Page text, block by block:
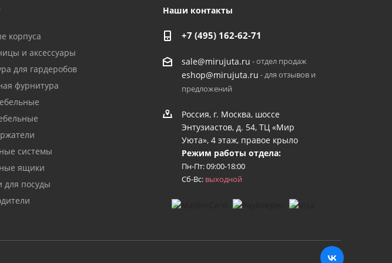
корпуса
и аксессуары
для гардеробов
фурнитура
системы
ящики
для посуды
Наши контакты
+7 (495) 162-62-71
sale@mirujuta.ru - отдел продаж
eshop@mirujuta.ru - для отзывов и
предложений
Россия, г. Москва, шоссе
Энтузиастов, д. 54, ТЦ «Мир
Уюта», 4 этаж, правое крыло
Режим работы отдела:
Пн-Пт: 09:00-18:00
Сб-Вс: выходной